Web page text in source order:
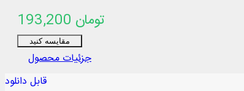
193,200 تومان
مقایسه کنید
جزئیات محصول
قابل دانلود